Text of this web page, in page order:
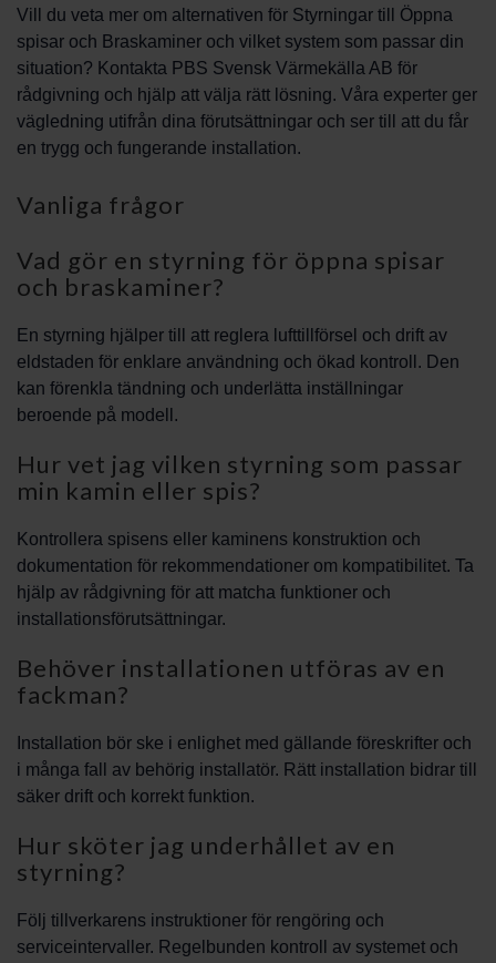
Vill du veta mer om alternativen för Styrningar till Öppna
spisar och Braskaminer och vilket system som passar din
situation? Kontakta PBS Svensk Värmekälla AB för
rådgivning och hjälp att välja rätt lösning. Våra experter ger
vägledning utifrån dina förutsättningar och ser till att du får
en trygg och fungerande installation.
Vanliga frågor
Vad gör en styrning för öppna spisar
och braskaminer?
En styrning hjälper till att reglera lufttillförsel och drift av
eldstaden för enklare användning och ökad kontroll. Den
kan förenkla tändning och underlätta inställningar
beroende på modell.
Hur vet jag vilken styrning som passar
min kamin eller spis?
Kontrollera spisens eller kaminens konstruktion och
dokumentation för rekommendationer om kompatibilitet. Ta
hjälp av rådgivning för att matcha funktioner och
installationsförutsättningar.
Behöver installationen utföras av en
fackman?
Installation bör ske i enlighet med gällande föreskrifter och
i många fall av behörig installatör. Rätt installation bidrar till
säker drift och korrekt funktion.
Hur sköter jag underhållet av en
styrning?
Följ tillverkarens instruktioner för rengöring och
serviceintervaller. Regelbunden kontroll av systemet och